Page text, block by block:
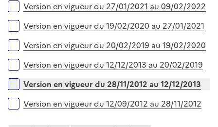
Version en vigueur du 27/01/2021 au 09/02/2022
Version en vigueur du 19/02/2020 au 27/01/2021
Version en vigueur du 20/02/2019 au 19/02/2020
Version en vigueur du 12/12/2013 au 20/02/2019
Version en vigueur du 28/11/2012 au 12/12/2013
Version en vigueur du 12/09/2012 au 28/11/2012